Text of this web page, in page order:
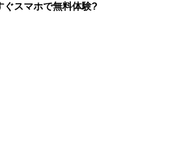
ぐスマホで無料体験?